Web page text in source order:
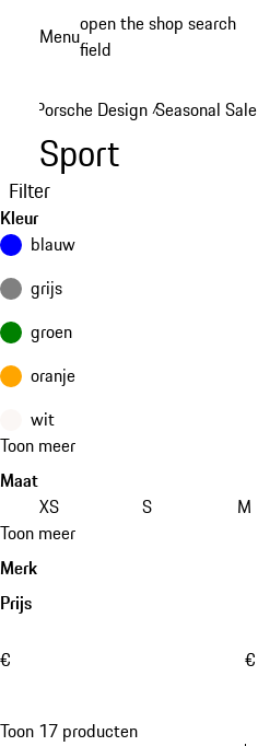
Menuopen the shop search
field
Porsche Design /Seasonal Sale
Sport
Filter
Kleur
blauw
grijs
groen
oranje
wit
Toon meer
Maat
XS
S M
Toon meer
Merk
Prijs
€ €
Toon 17 producten